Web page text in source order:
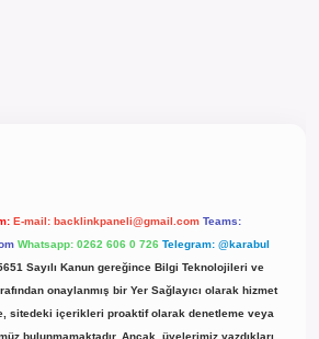
E-mail: backlinkpaneli@gmail.com Teams:
Whatsapp: 0262 606 0 726 Telegram: @karabul
Sayılı Kanun gereğince Bilgi Teknolojileri ve
onaylanmış bir Yer Sağlayıcı olarak hizmet
sitedeki içerikleri proaktif olarak denetleme veya
bulunmamaktadır. Ancak, üyelerimiz yazdıkları